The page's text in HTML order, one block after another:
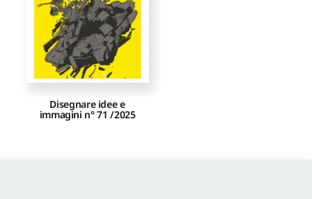
Disegnare idee e
immagini n° 71 /2025